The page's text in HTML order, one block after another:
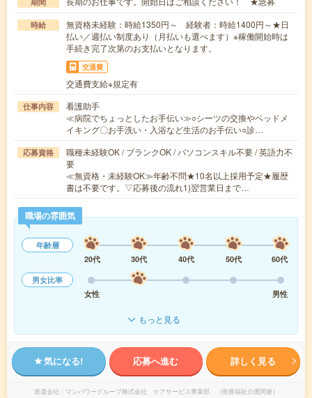
時給
無資格未経験：時給1350円～ 経験者：時給1400円～★日
払い／週払い制度あり（月払いも選べます）※稼働開始時は
手続き完了次第のお支払いとなります。
交通費
交通費支給※規定有
仕事内容
看護助手
≪病院でちょっとしたお手伝い≫○シーツの交換やベッドメ
イキング〇お手洗い・入浴など生活のお手伝い○診…
応募資格
職種未経験OK / ブランクOK / パソコンスキル不要 / 英語力不
要
≪無資格・未経験OK≫年齢不問★10名以上採用予定★履歴
書は不要です。▽応募後の流れ1)翌営業日まで…
職場の雰囲気
年齢層
20代
30代 40代 50代
60代
男女比率
女性
男性
もっと見る
気になる! 応募へ進む 詳しく見る
派遣会社 マンパワーグループ株式会社 ケアサービス事業部 （医療福祉介護関連）